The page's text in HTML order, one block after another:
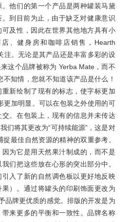
他们的第一个产品是两种罐装马黛
到目前为止，由于缺乏对健康意识
及性，因此在世界其他地方具有小
、健身房和咖啡店销售，Hearth
注。无论是其产品还是丰富多彩的设
这个品牌被称为 Yerba Mate，而不
知情，您就不知道该产品是什么！
新绘制了现有的标志，使字标更加
更加明显。可以在包装之外使用的可
。在包装上，现有的信息并未传达
们将其更改为“可持续能源”，这是对
最佳自然资源的精神的双重参考。
为它是用天然果汁制成的，而不是
们把这些放在心形的突出部分中。
入了新的自然调色板以更好地反映
）。通过将罐头的印刷饰面更改为
品牌更优质的感觉。排版的开发是为
来更多的平衡和一致性。品牌名称